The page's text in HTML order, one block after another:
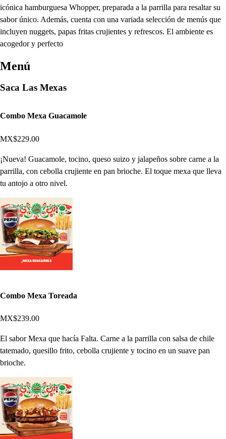
icónica hamburguesa Whopper, preparada a la parrilla para resaltar su
sabor único. Además, cuenta con una variada selección de menús que
incluyen nuggets, papas fritas crujientes y refrescos. El ambiente es
acogedor y perfecto
Menú
Saca Las Mexas
Combo Mexa Guacamole
MX$229.00
¡Nueva! Guacamole, tocino, queso suizo y jalapeños sobre carne a la
parrilla, con cebolla crujiente en pan brioche. El toque mexa que lleva
tu antojo a otro nivel.
Combo Mexa Toreada
MX$239.00
El sabor Mexa que hacía Falta. Carne a la parrilla con salsa de chile
tatemado, quesillo frito, cebolla crujiente y tocino en un suave pan
brioche.